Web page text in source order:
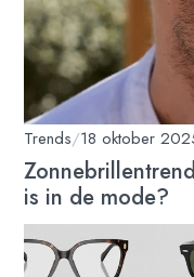
Trends/18 oktober
is in de mode?